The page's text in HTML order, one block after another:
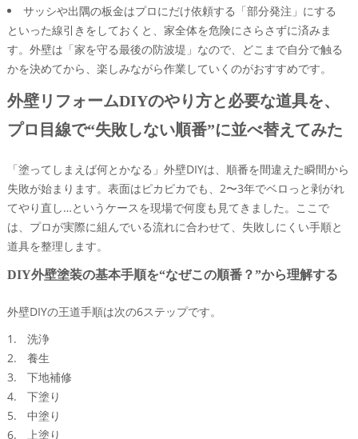
サッシや出隅の板金はプロにだけ依頼する「部分発注」にする
といった線引きをしておくと、家全体を危険にさらさずに済みま
す。外壁は「家を守る最後の防波堤」なので、どこまで自分で触る
かを決めてから、楽しみながら作業していくのがおすすめです。
外壁リフォームDIYのやり方と必要な道具を、
プロ目線で“失敗しない順番”に並べ替えてみた
「塗ってしまえば何とかなる」外壁DIYは、順番を間違えた瞬間から
失敗が始まります。表面はピカピカでも、2〜3年でベロっと剥がれ
てやり直し…というケースを現場で何度も見てきました。ここで
は、プロが実際に組んでいる流れに合わせて、失敗しにくい手順と
道具を整理します。
DIY外壁塗装の基本手順を“なぜこの順番？”から理解する
外壁DIYの王道手順は次の6ステップです。
洗浄
養生
下地補修
下塗り
中塗り
上塗り